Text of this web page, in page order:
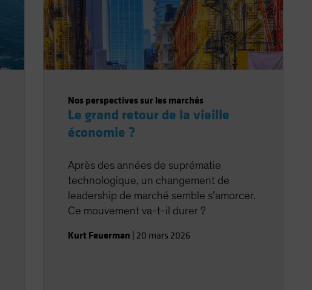
Nos perspectives sur les marchés
Le grand retour de la vieille
économie ?
Après des années de suprématie
technologique, un changement de
leadership de marché semble s’amorcer.
Ce mouvement va-t-il durer ?
Kurt Feuerman 20 mars 2026